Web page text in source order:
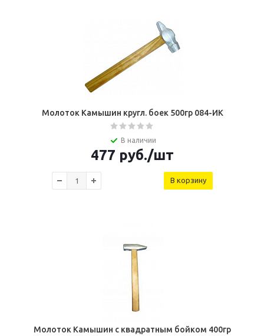
Молоток Камышин кругл. боек 500гр 084-ИК
В наличии
477 руб./шт
В корзину
Молоток Камышин с квадратным бойком 400гр